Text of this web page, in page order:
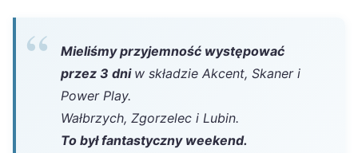
Mieliśmy przyjemność występować
przez 3 dni w składzie Akcent, Skaner i
Power Play.
Wałbrzych, Zgorzelec i Lubin.
To był fantastyczny weekend.